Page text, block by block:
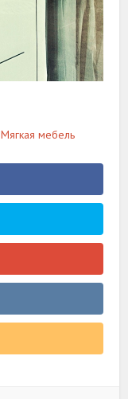
Мягкая мебель